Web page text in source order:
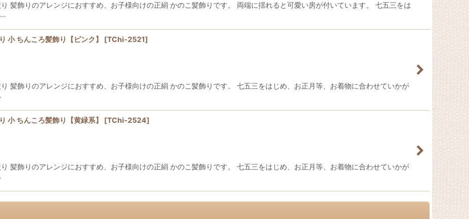
髪飾りのアレンジにおすすめ、お子様向けの正絹 かのこ髪飾りです。 両端に揺れると可愛い房が付いています。 七五三をは
…
小 ちんころ髪飾り【ピンク】 [TChi-2521]
髪飾りのアレンジにおすすめ、お子様向けの正絹 かのこ髪飾りです。 七五三をはじめ、お正月等、お着物に合わせていかが
小 ちんころ髪飾り【黄緑系】 [TChi-2524]
髪飾りのアレンジにおすすめ、お子様向けの正絹 かのこ髪飾りです。 七五三をはじめ、お正月等、お着物に合わせていかが